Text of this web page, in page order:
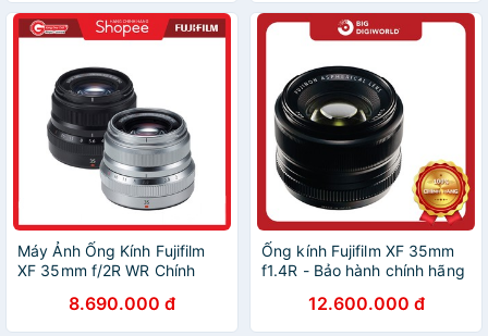
Máy Ảnh Ống Kính Fujifilm
XF 35mm f/2R WR Chính
8.690.000 đ
Ống kính Fujifilm XF 35mm
f1.4R - Bảo hành chính hãng
12.600.000 đ